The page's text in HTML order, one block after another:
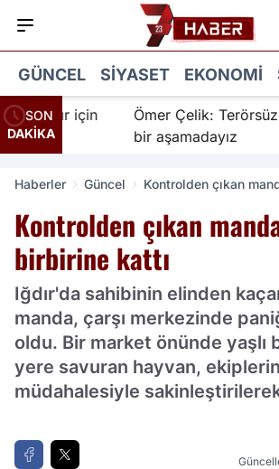
GÜNCEL SIYASET EKONOMI
SON
DAKİKA
için
Ömer Çelik: Terörsüz
bir aşamadayız
Haberler Güncel
Kontrolden çıkan
Kontrolden çıkan
birbirine kattı
Iğdır'da sahibinin elinden
manda, çarşı merkezinde
oldu. Bir market önünde yaşlı
yere savuran hayvan, ekiplerin
müdahalesiyle